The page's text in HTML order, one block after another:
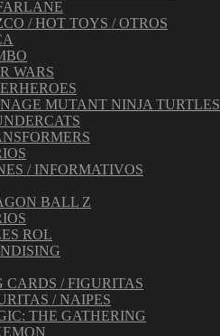
/ HOT TOYS / OTROS
WARS
MUTANT NINJA TURTLES
/ INFORMATIVOS
BALL Z
ROL
CARDS / FIGURITAS
/ NAIPES
THE GATHERING